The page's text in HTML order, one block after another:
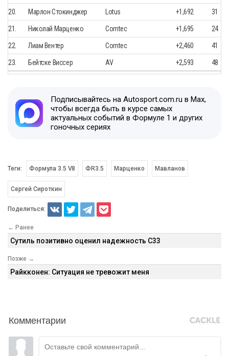
20. Марлон Стокинджер Lotus +1,692 31
21. Николай Марценко Comtec +1,695 24
22. Лиам Вентер Comtec +2,460 41
23. Бейтске Виссер AV +2,593 48
Подписывайтесь на Autosport.com.ru в Max,
чтобы всегда быть в курсе самых
актуальных событий в Формуле 1 и других
гоночных сериях
Теги: Формула 3.5 V8 ФR3.5 Марценко Мавланов
Сергей Сироткин
Поделиться:
← Ранее
Сутиль позитивно оценил надежность С33
Позже →
Райкконен: Ситуация не тревожит меня
Комментарии